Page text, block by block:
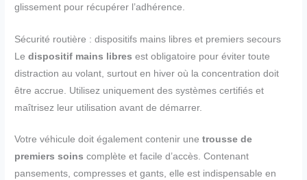
glissement pour récupérer l’adhérence.
Sécurité routière : dispositifs mains libres et premiers secours
Ledispositif mains libres est obligatoire pour éviter toute
distraction au volant, surtout en hiver où la concentration doit
être accrue. Utilisez uniquement des systèmes certifiés et
maîtrisez leur utilisation avant de démarrer.
Votre véhicule doit également contenir unetrousse de
premiers soins complète et facile d’accès. Contenant
pansements, compresses et gants, elle est indispensable en